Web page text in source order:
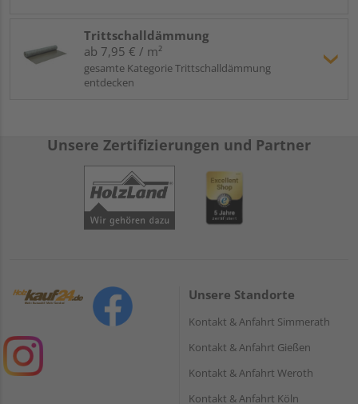
Trittschalldämmung
ab 7,95 € / m²
gesamte Kategorie Trittschalldämmung
entdecken
Unsere Zertifizierungen und Partner
Unsere Standorte
Kontakt & Anfahrt Simmerath
Kontakt & Anfahrt Gießen
Kontakt & Anfahrt Weroth
Kontakt & Anfahrt Köln